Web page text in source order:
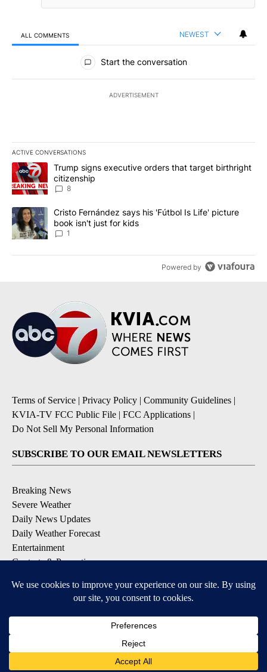
ALL COMMENTS NEWEST
All Comments
Start the conversation
ADVERTISEMENT
ACTIVE CONVERSATIONS
The following is a list of the most commented articles in the last
A trending article titled "Trump signs executive orders that
Trump signs executive orders that target birthright
citizenship
8
A trending article titled "Cristo Fernández says his 'Fútbol Is
Cristo Fernández says his 'Fútbol Is Life' picture
book isn't just for kids
1
Powered by
Terms of Service | Privacy Policy | Community Guidelines |
KVIA-TV FCC Public File | FCC Applications |
Do Not Sell My Personal Information
SUBSCRIBE TO OUR EMAIL NEWSLETTERS
Breaking News
Severe Weather
Daily News Updates
Daily Weather Forecast
Entertainment
Contests & Promotions
DOWNLOAD OUR APPS
Available for iOS and Android